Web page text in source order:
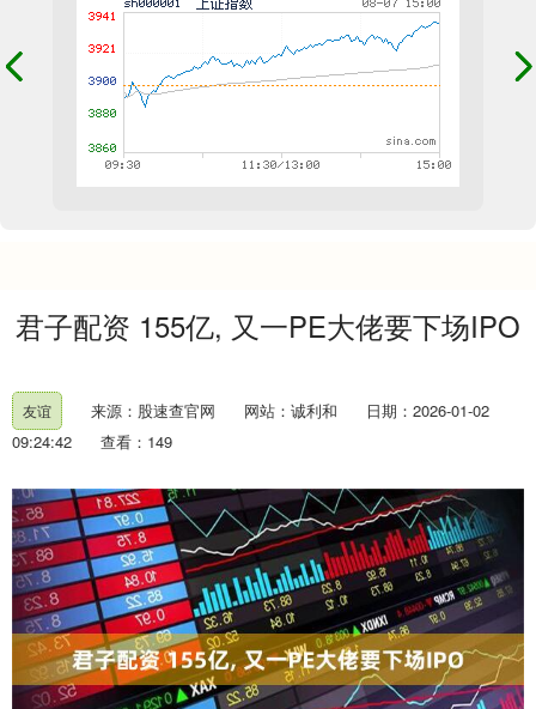
君子配资 155亿, 又一PE大佬要下场IPO
友谊 来源：股速查官网 网站：诚利和
日期：2026-01-02
09:24:42
查看：149